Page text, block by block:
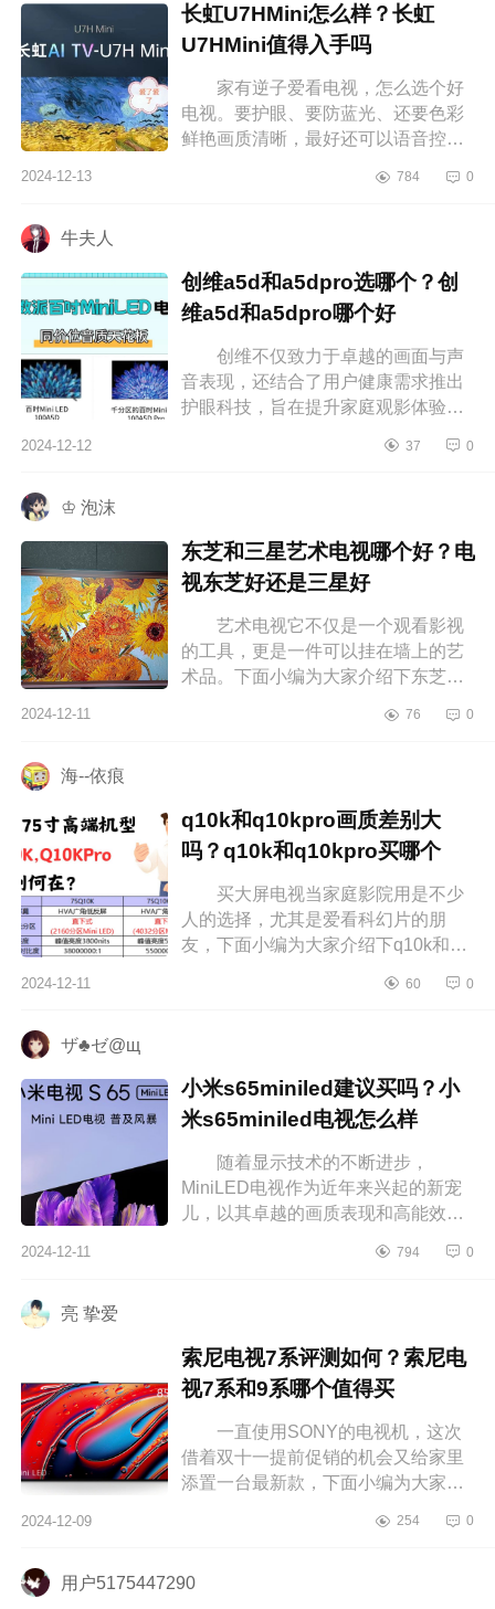
长虹U7HMini怎么样？长虹
U7HMini值得入手吗
家有逆子爱看电视，怎么选个好
电视。要护眼、要防蓝光、还要色彩
鲜艳画质清晰，最好还可以语音控
长虹U7HMini，下面小编为大家介绍
2024-12-13 784 0
牛夫人
创维a5d和a5dpro选哪个？创
维a5d和a5dpro哪个好
创维不仅致力于卓越的画面与声
音表现，还结合了用户健康需求推出
护眼科技，旨在提升家庭观影体验。
寸、分辨率、音质以及智能功能等
2024-12-12 37 0
♔ 泡沫
东芝和三星艺术电视哪个好？电
视东芝好还是三星好
艺术电视它不仅是一个观看影视
的工具，更是一件可以挂在墙上的艺
术品。下面小编为大家介绍下东芝和
是三星好 东芝和三星艺术电视
2024-12-11 76 0
海--依痕
q10k和q10kpro画质差别大
吗？q10k和q10kpro买哪个
买大屏电视当家庭影院用是不少
人的选择，尤其是爱看科幻片的朋
友，下面小编为大家介绍下q10k和
q10kpro买哪个 q10k和q10kpro画
2024-12-11 60 0
ザ♣ゼ@щ
小米s65miniled建议买吗？小
米s65miniled电视怎么样
随着显示技术的不断进步，
MiniLED电视作为近年来兴起的新宠
儿，以其卓越的画质表现和高能效比
大家介绍下小米s65miniled建议买
2024-12-11 794 0
亮 挚爱
索尼电视7系评测如何？索尼电
视7系和9系哪个值得买
一直使用SONY的电视机，这次
借着双十一提前促销的机会又给家里
添置一台最新款，下面小编为大家介
7系和9系哪个值得买 索尼电视7
2024-12-09 254 0
用户5175447290